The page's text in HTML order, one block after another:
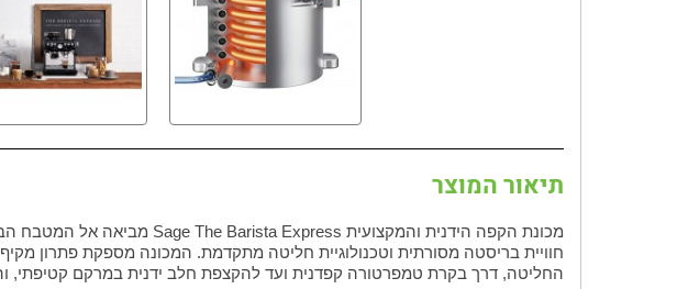
תיאור המוצר
חוויית בריסטה מסורתית וטכנולוגיית חליטה מתקדמת. המכונה מספקת פתרון
החליטה, דרך בקרת טמפרטורה קפדנית ועד להקצפת חלב ידנית במרקם קטיפתי,